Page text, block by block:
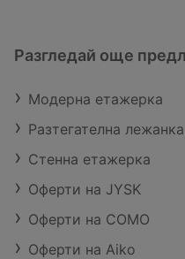
Разгледай още
Модерна етажерка
Разтегателна
Стенна етажерка
Оферти на JYSK
Оферти на COMO
Оферти на Aiko